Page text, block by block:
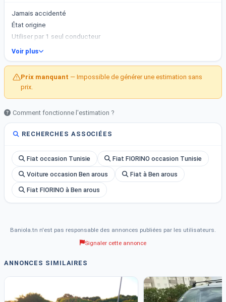
Jamais accidenté
État origine
Utiliser par 1 seul conducteur
Voir plus
Prix manquant — Impossible de générer une estimation sans
prix.
Comment fonctionne l'estimation ?
RECHERCHES ASSOCIÉES
Fiat occasion Tunisie Fiat FIORINO occasion Tunisie
Voiture occasion Ben arous Fiat à Ben arous
Fiat FIORINO à Ben arous
Baniola.tn n'est pas responsable des annonces publiées par les utilisateurs.
Signaler cette annonce
ANNONCES SIMILAIRES